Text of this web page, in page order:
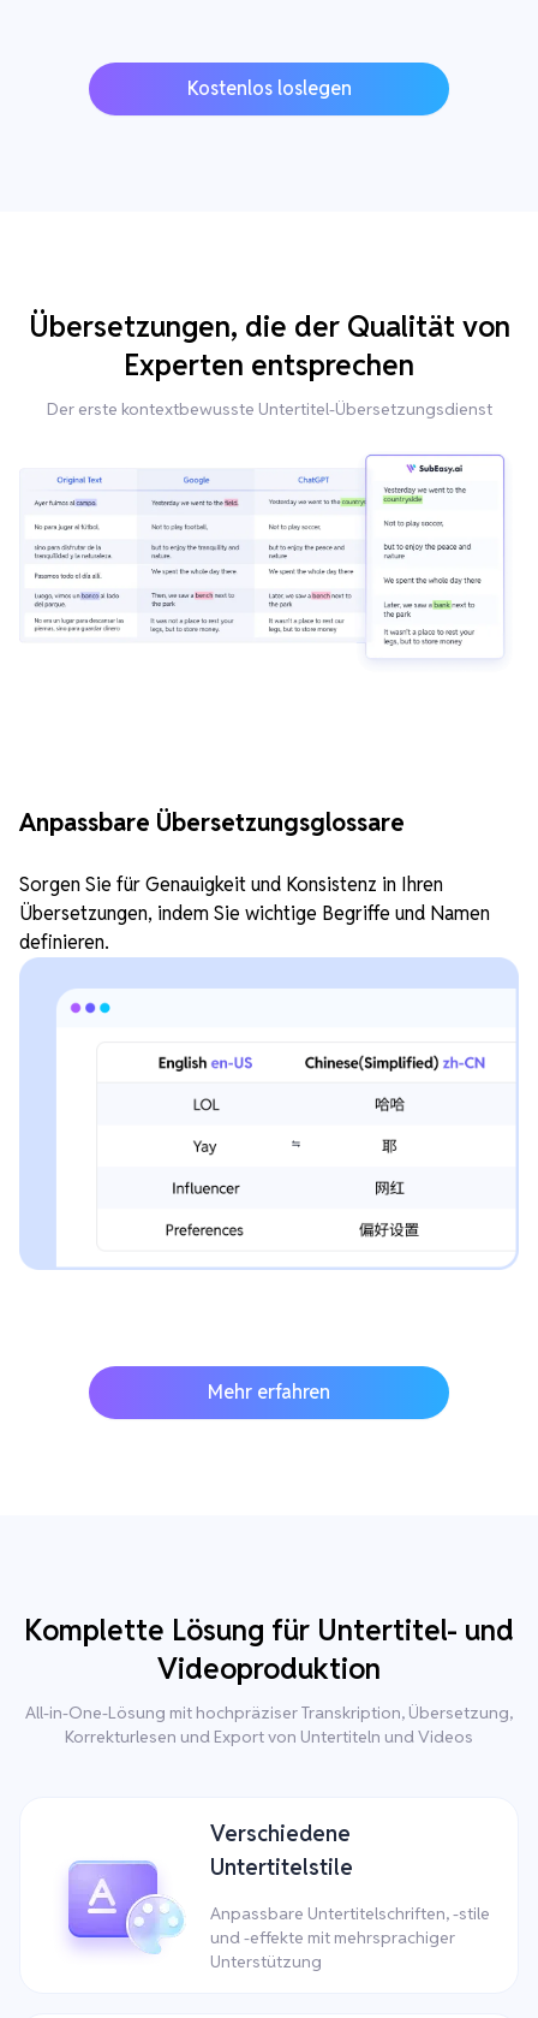
Kostenlos loslegen
Übersetzungen, die der Qualität von
Experten entsprechen
Der erste kontextbewusste Untertitel-Übersetzungsdienst
Anpassbare Übersetzungsglossare
Sorgen Sie für Genauigkeit und Konsistenz in Ihren
Übersetzungen, indem Sie wichtige Begriffe und Namen
definieren.
Mehr erfahren
Komplette Lösung für Untertitel- und
Videoproduktion
All-in-One-Lösung mit hochpräziser Transkription, Übersetzung,
Korrekturlesen und Export von Untertiteln und Videos
Verschiedene
Untertitelstile
Anpassbare Untertitelschriften, -stile
und -effekte mit mehrsprachiger
Unterstützung